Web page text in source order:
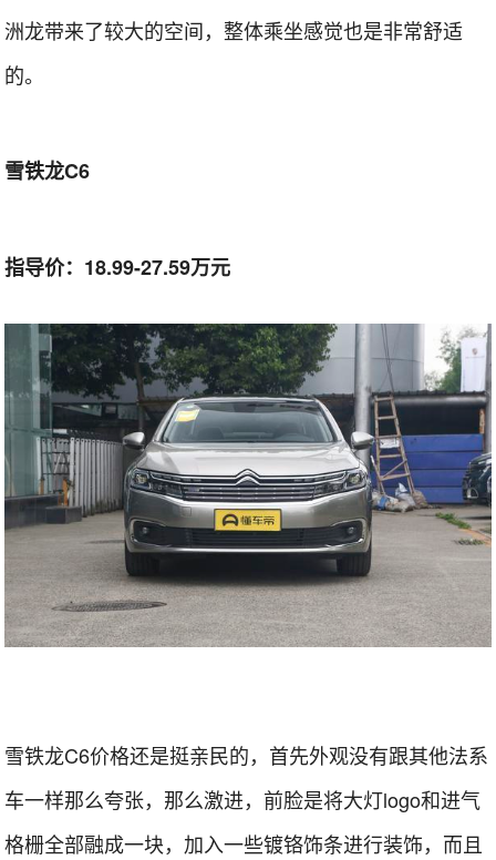
洲龙带来了较大的空间，整体乘坐感觉也是非常舒适
的。
雪铁龙C6
指导价：18.99-27.59万元
雪铁龙C6价格还是挺亲民的，首先外观没有跟其他法系
车一样那么夸张，那么激进，前脸是将大灯logo和进气
格栅全部融成一块，加入一些镀铬饰条进行装饰，而且